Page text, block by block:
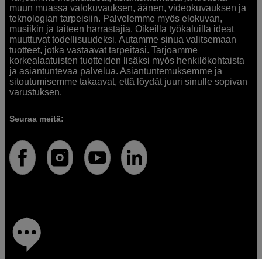
muun muassa valokuvauksen, äänen, videokuvauksen ja
teknologian tarpeisiin. Palvelemme myös elokuvan,
musiikin ja taiteen harrastajia. Oikeilla työkaluilla ideat
muuttuvat todellisuudeksi. Autamme sinua valitsemaan
tuotteet, jotka vastaavat tarpeitasi. Tarjoamme
korkealaatuisten tuotteiden lisäksi myös henkilökohtaista
ja asiantuntevaa palvelua. Asiantuntemuksemme ja
sitoutumisemme takaavat, että löydät juuri sinulle sopivan
varustuksen.
Seuraa meitä: